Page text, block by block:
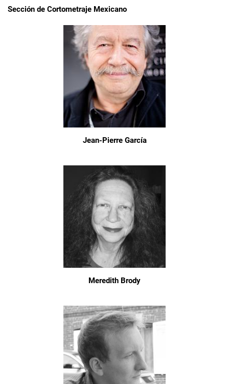
Sección de Cortometraje Mexicano
Jean-Pierre García
Meredith Brody